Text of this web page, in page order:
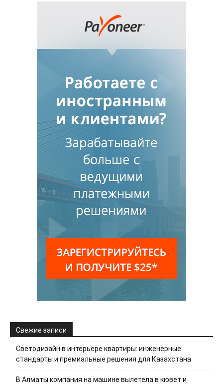
Свежие записи
Светодизайн в интерьере квартиры: инженерные
стандарты и премиальные решения для Казахстана
В Алматы компания на машине вылетела в кювет и